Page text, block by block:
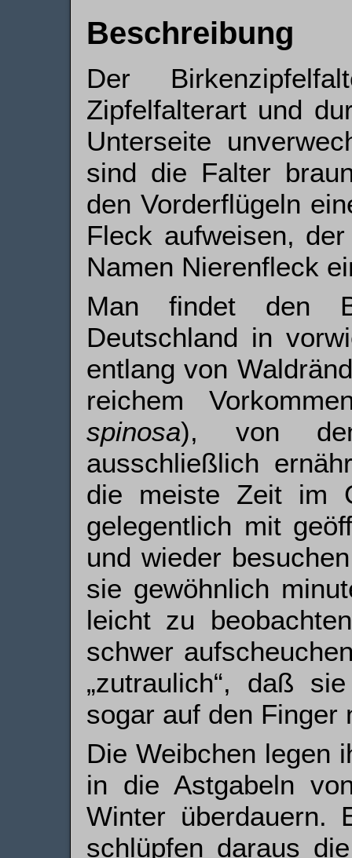
Beschreibung
Der
Zipfelfalterart und
Unterseite
sind die Falter
den Vorderflügeln
Fleck aufweisen,
Namen Nierenfleck
Man findet den
Deutschland in
entlang von
reichem
spinosa), von
ausschließlich
die meiste Zeit im
gelegentlich mit
und wieder
sie gewöhnlich
leicht zu
schwer
„zutraulich“, daß
sogar auf den Finger
Die Weibchen legen
in die Astgabeln
Winter überdauern.
schlüpfen daraus